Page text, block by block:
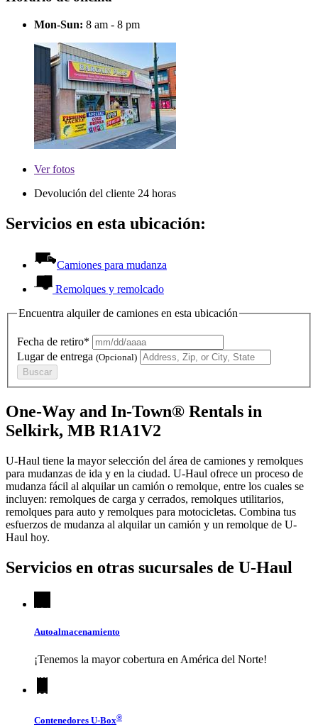
Mon-Sun: 8 am - 8 pm
Verfotos
Devolución del cliente 24 horas
Servicios en esta ubicación:
Camiones para mudanza
Remolques y remolcado
Encuentra alquiler de camiones en esta ubicación
Fecha de retiro*
Lugar de entrega (Opcional)
Buscar
One-Way and In-Town® Rentals in
Selkirk, MB R1A1V2
U-Haul tiene la mayor selección del área de camiones y remolques
para mudanzas de ida y en la ciudad. U-Haul ofrece un proceso de
mudanza fácil al alquilar un camión o remolque, entre los cuales se
incluyen: remolques de carga y cerrados, remolques utilitarios,
remolques para auto y remolques para motocicletas. Combina tus
esfuerzos de mudanza al alquilar un camión y un remolque de U-
Haul hoy.
Servicios en otras sucursales de U-Haul
Autoalmacenamiento
¡Tenemos la mayor cobertura en América del Norte!
Contenedores U-Box®